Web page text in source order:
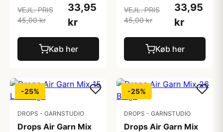
VEJL. PRIS
45,00 kr
33,95
kr
Køb her
VEJL. PRIS
45,00 kr
33,95
kr
Køb her
-25%
DROPS - GARNSTUDIO
Drops Air Garn Mix
-25%
DROPS - GARNSTUDIO
Drops Air Garn Mix